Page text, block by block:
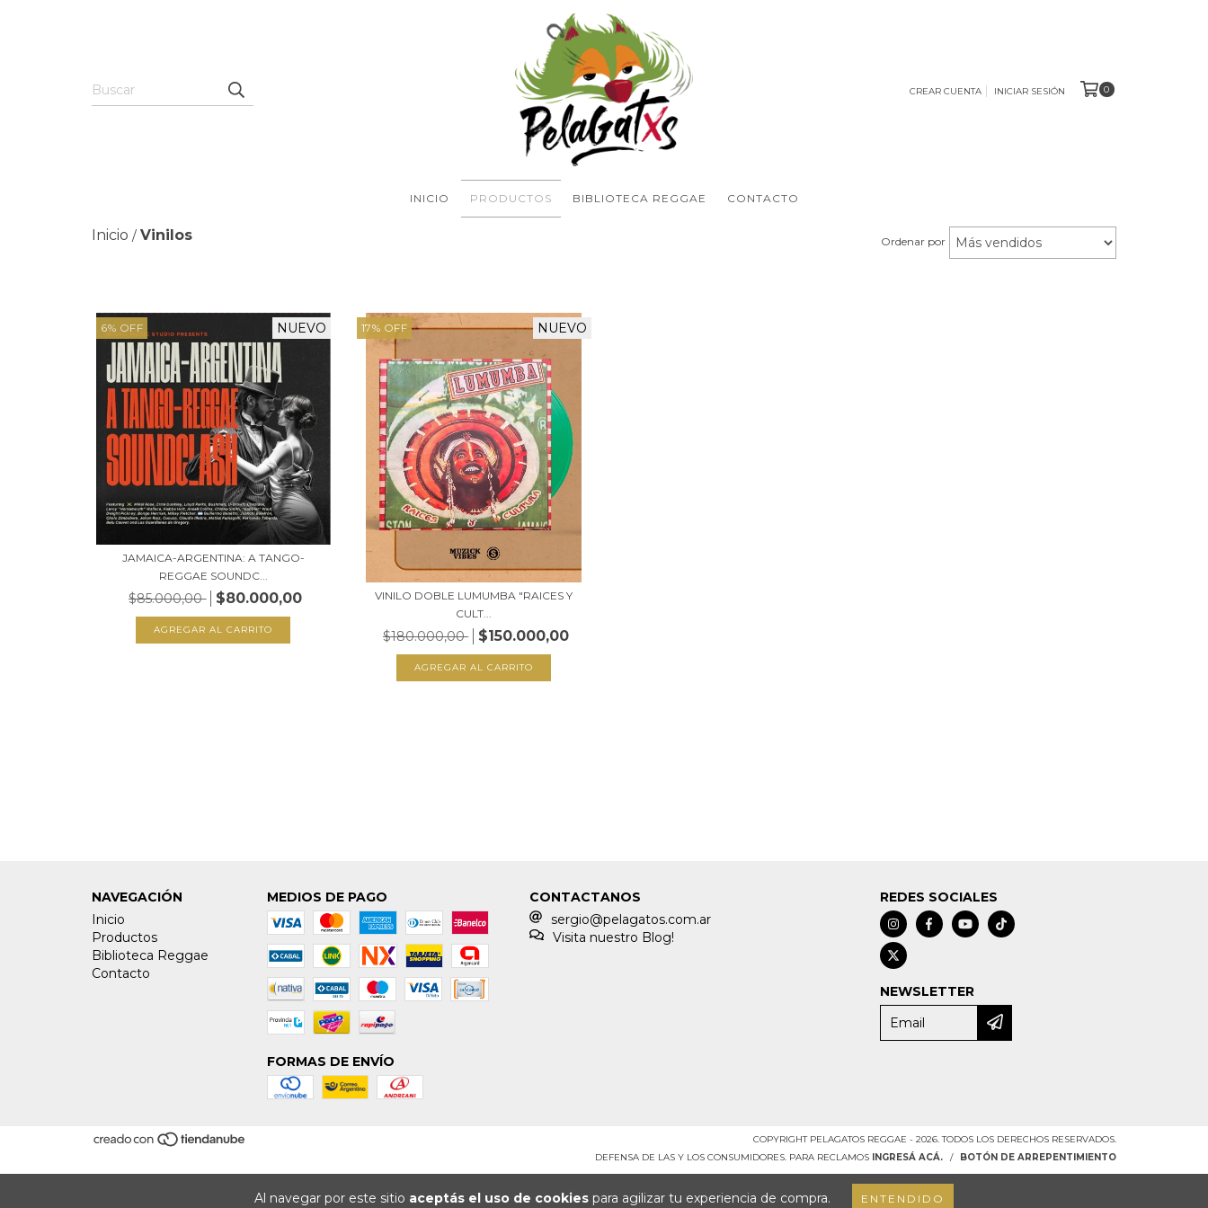
Al navegar por este sitio aceptás el uso de cookies para agilizar tu experiencia de compra. ENTENDIDO
CREAR CUENTA INICIAR SESIÓN 0
INICIO PRODUCTOS BIBLIOTECA REGGAE CONTACTO
Inicio / Vinilos Ordenar por
6% OFF NUEVO
JAMAICA-ARGENTINA: A TANGO-
REGGAE SOUNDC...
$85.000,00 $80.000,00
17% OFF NUEVO
VINILO DOBLE LUMUMBA "RAICES Y
CULT...
$180.000,00 $150.000,00
NAVEGACIÓN
Inicio
Productos
Biblioteca Reggae
Contacto
MEDIOS DE PAGO
FORMAS DE ENVÍO
CONTACTANOS
sergio@pelagatos.com.ar
Visita nuestro Blog!
REDES SOCIALES
NEWSLETTER
COPYRIGHT PELAGATOS REGGAE - 2026. TODOS LOS DERECHOS RESERVADOS.
DEFENSA DE LAS Y LOS CONSUMIDORES. PARA RECLAMOS INGRESÁ ACÁ. / BOTÓN DE ARREPENTIMIENTO